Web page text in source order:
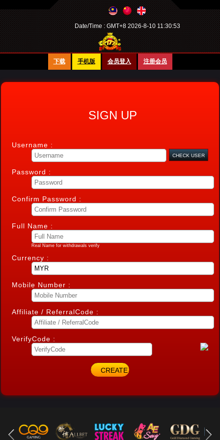
Date/Time : GMT+8 2026-8-10 11:30:53
下载 手机版 会员登入 注册会员
SIGN UP
Username :
Password :
Confirm Password :
Full Name :
Real Name for withdrawals verify
Currency :
Mobile Number :
Affiliate / ReferralCode :
VerifyCode :